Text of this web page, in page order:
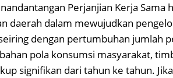
Perjanjian Kerja Sama
daerah dalam mewujudkan
dengan pertumbuhan jumlah
pola konsumsi masyarakat,
signifikan dari tahun ke tahun.